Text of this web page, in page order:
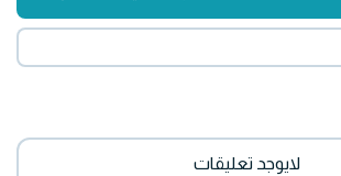
لايوجد تعليقات